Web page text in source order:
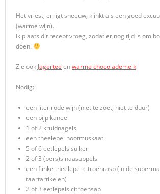
Het vriest, er ligt sneeuw; klinkt als een goed
(warme wijn).
Ik plaats dit recept vroeg, zodat er nog tijd is om
doen.
Zie ook Jägertee enwarme chocolademelk.
Nodig:
een liter rode wijn (niet te zoet, niet te duur)
een pijp kaneel
1 of 2 kruidnagels
een theelepel nootmuskaat
5 of 6 eetlepels suiker
2 of 3 (pers)sinaasappels
een flinke theelepel citroenrasp (in de
taartartikelen)
2 of 3 eetlepels citroensap